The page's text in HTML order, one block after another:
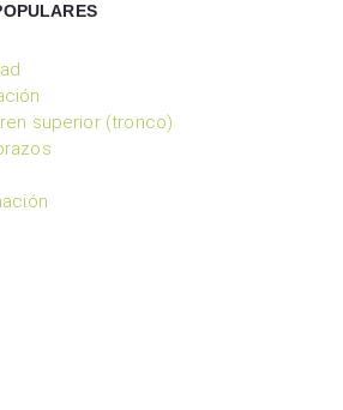
superior (tronco)